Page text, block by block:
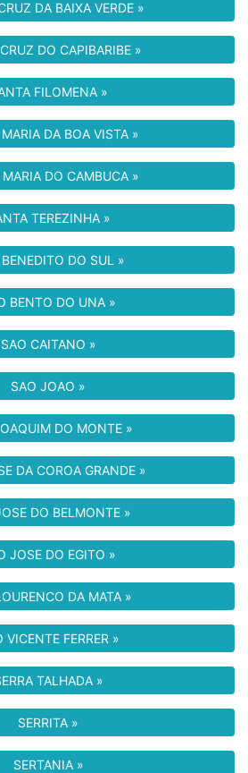
DA BAIXA VERDE »
DO CAPIBARIBE »
FILOMENA »
DA BOA VISTA »
DO CAMBUCA »
TEREZINHA »
DO SUL »
BENTO DO UNA »
SAO CAITANO »
SAO JOAO »
DO MONTE »
DA COROA GRANDE »
DO BELMONTE »
JOSE DO EGITO »
DA MATA »
VICENTE FERRER »
TALHADA »
SERRITA »
SERTANIA »